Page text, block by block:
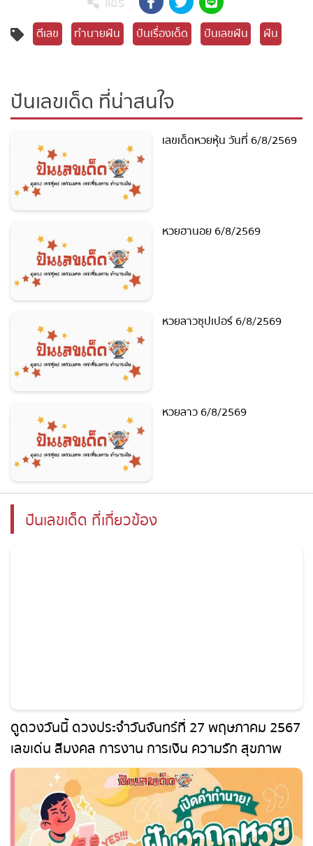
ตีเลข ทำนายฝัน ปันเรื่องเด็ด ปันเลขฝัน ฝัน
ปันเลขเด็ด ที่น่าสนใจ
เลขเด็ดหวยหุ้น วันที่ 6/8/2569
หวยฮานอย 6/8/2569
หวยลาวซุปเปอร์ 6/8/2569
หวยลาว 6/8/2569
ปันเลขเด็ด ที่เกี่ยวข้อง
ดูดวงวันนี้ ดวงประจำวันจันทร์ที่ 27 พฤษภาคม
2567 เลขเด่น สีมงคล การงาน การเงิน ความรัก
สุขภาพ เช็กเลย!